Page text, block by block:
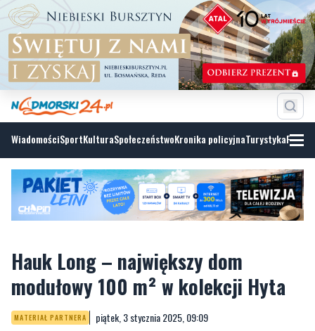
WiadomościSportKulturaSpołeczeństwoKronika policyjnaTurystyka
Hauk Long – największy dom
modułowy 100 m² w kolekcji Hyta
MATERIAŁ PARTNERA piątek, 3 stycznia 2025, 09:09